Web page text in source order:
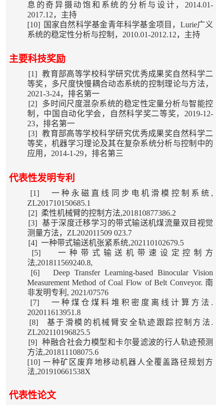
息的奇异摄动饱和系统的分析与设计，2014.01-
2017.12，主持
[10]
国家自然科学基金青年科学基金项目，Lurie广义
系统的稳定性分析与控制，2010.01-2012.12，主持
主要科技奖励
[1]
教育部高等学校科学研究优秀成果奖自然科学二
等奖，多尺度快慢耦合动态系统的控制理论与方法，
2021-3-24，排名第一
[2]
多时间尺度混杂系统的稳定性定量分析与智能控
制，中国自动化学会，自然科学奖二等奖，2019-12-
23，排名第一
[3]
教育部高等学校科学研究优秀成果奖自然科学二
等奖，机器学习理论及其在复杂系统分析与控制中的
应用，2014-1-29，排名第三
代表性发明专利
[1] 一种永磁直线 同步电机 滑模控制系统,
ZL201710150685.1
[2]
柔性机械臂的控制方法,201810877386.2
[3]
基于深度迁移学习的带式输送机煤流量双目视觉
测量方法， ZL202011509 023.7
[4] 一种带式输送机张紧系统,202110102679.5
[5]
一种 带式输送机 带速设定控制方
法,201811569240.8,
[6]
Deep Transfer Learning-based Binocular Vision
Measurement Method of Coal Flow of Belt Conveyor. 南
非发明专利 , 2021/07576
[7]
一种煤仓煤料堆积密度离线计算方法 .
202011613951.8
[8]
基于滑模的机械臂安全轨迹跟踪控制方法 .
ZL202110196825.5
[9]
种融合社会力模型和卡尔曼滤波的行人轨迹预测
方法,201811108075.6
[10] 一种矿区废弃地移动机器人全覆盖路径规划方
法,201910661538X
代表性论文